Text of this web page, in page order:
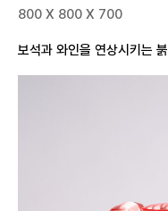
800 X 800 X 700
보석과 와인을 연상시키는